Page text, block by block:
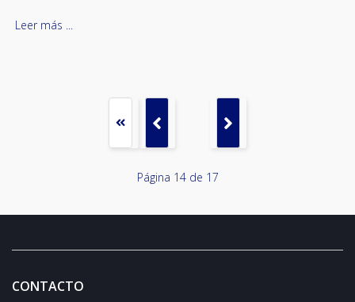
Leer más ...
Página 14 de 17
CONTACTO